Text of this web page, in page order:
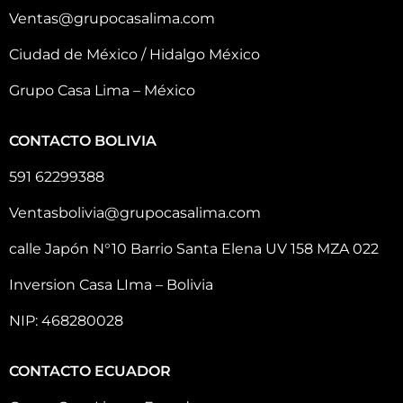
Ventas@grupocasalima.com
Ciudad de México / Hidalgo México
Grupo Casa Lima – México
CONTACTO BOLIVIA
591 62299388
Ventasbolivia@grupocasalima.com
calle Japón N°10 Barrio Santa Elena UV 158 MZA 022
Inversion Casa LIma – Bolivia
NIP: 468280028
CONTACTO ECUADOR